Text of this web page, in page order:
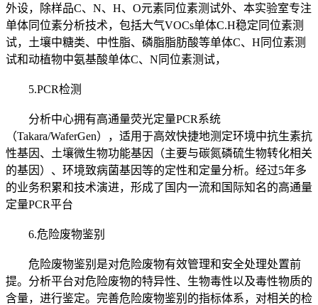
外设，除样品C、N、H、O元素同位素测试外、本实验室专注
单体同位素分析技术，包括大气VOCs单体C.H稳定同位素测
试，土壤中糖类、中性脂、磷脂脂肪酸等单体C、H同位素测
试和动植物中氨基酸单体C、N同位素测试，
5.PCR检测
分析中心拥有高通量荧光定量PCR系统
（Takara/WaferGen），适用于高效快捷地测定环境中抗生素抗
性基因、土壤微生物功能基因（主要与碳氮磷硫生物转化相关
的基因）、环境致病菌基因等的定性和定量分析。经过5年多
的业务积累和技术演进，形成了国内一流和国际知名的高通量
定量PCR平台
6.危险废物鉴别
危险废物鉴别是对危险废物有效管理和安全处理处置前
提。分析平台对危险废物的特异性、生物毒性以及毒性物质的
含量，进行鉴定。完善危险废物鉴别的指标体系，对相关的检